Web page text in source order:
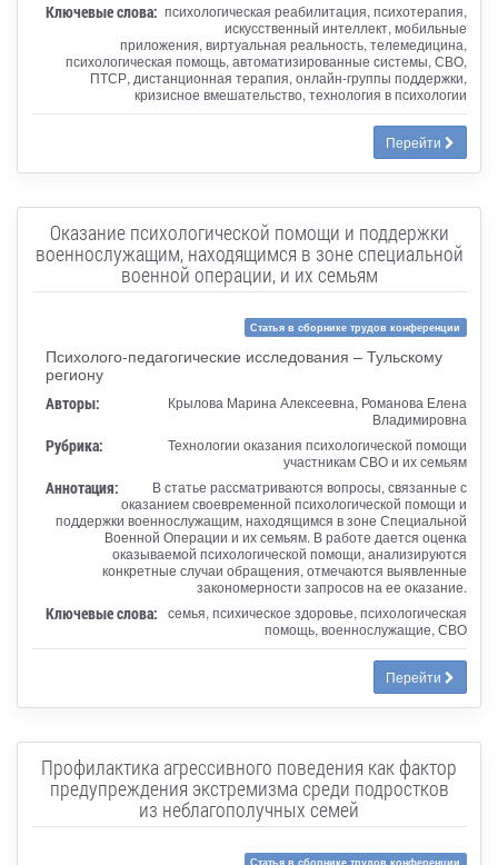
Ключевые слова: психологическая реабилитация, психотерапия,
искусственный интеллект, мобильные
приложения, виртуальная реальность, телемедицина,
психологическая помощь, автоматизированные системы, СВО,
ПТСР, дистанционная терапия, онлайн-группы поддержки,
кризисное вмешательство, технология в психологии
Перейти
Оказание психологической помощи и поддержки
военнослужащим, находящимся в зоне специальной
военной операции, и их семьям
Статья в сборнике трудов конференции
Психолого-педагогические исследования – Тульскому
региону
Авторы:
Крылова Марина Алексеевна, Романова Елена
Владимировна
Рубрика:
Технологии оказания психологической помощи
участникам СВО и их семьям
Аннотация:
В статье рассматриваются вопросы, связанные с
оказанием своевременной психологической помощи и
поддержки военнослужащим, находящимся в зоне Специальной
Военной Операции и их семьям. В работе дается оценка
оказываемой психологической помощи, анализируются
конкретные случаи обращения, отмечаются выявленные
закономерности запросов на ее оказание.
Ключевые слова: семья, психическое здоровье, психологическая
помощь, военнослужащие, СВО
Перейти
Профилактика агрессивного поведения как фактор
предупреждения экстремизма среди подростков
из неблагополучных семей
Статья в сборнике трудов конференции